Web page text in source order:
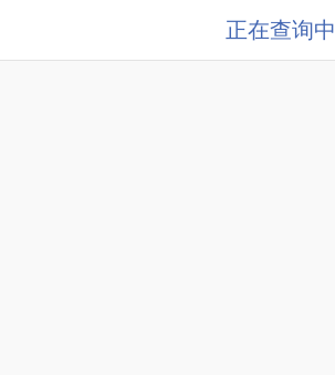
正在查询中